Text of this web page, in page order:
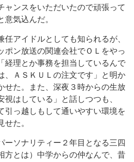
ャンスをいただいたので頑張って
意気込んだ。
アイドルとしても知られるが、
ポン放送の関連会社でＯＬをやっ
経理とか事務を担当しているんで
、ＡＳＫＵＬの注文です」と明か
せた。また、深夜３時からの生放
はしている」と話しつつも、
引っ越しもして通いやすい環境を
た。
ソナリティー２年目となる三四
方とは）中学からの仲なんで、昔